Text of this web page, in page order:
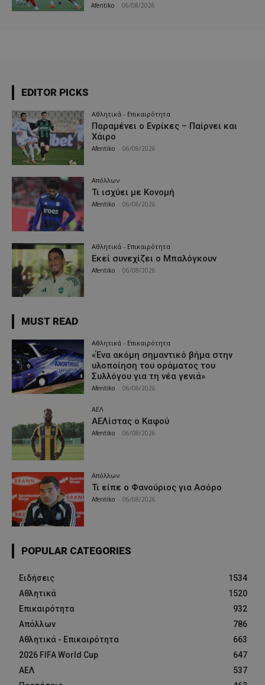
Afentiko 06/08/2026
EDITOR PICKS
Αθλητικά - Επικαιρότητα
Παραμένει ο Ενρίκες – Παίρνει και
Χάιρο
Afentiko 06/08/2026
Απόλλων
Τι ισχύει με Κονομή
Afentiko 06/08/2026
Αθλητικά - Επικαιρότητα
Εκεί συνεχίζει ο Μπαλόγκουν
Afentiko 06/08/2026
MUST READ
Αθλητικά - Επικαιρότητα
«Ένα ακόμη σημαντικό βήμα στην
υλοποίηση του οράματος του
Συλλόγου για τη νέα γενιά»
Afentiko 06/08/2026
ΑΕΛ
ΑΕΛίστας ο Καφού
Afentiko 06/08/2026
Απόλλων
Τι είπε ο Φανούριος για Ασόρο
Afentiko 06/08/2026
POPULAR CATEGORIES
Ειδήσεις
1534
Αθλητικά
1520
Επικαιρότητα
932
Απόλλων
786
Αθλητικά - Επικαιρότητα
663
2026 FIFA World Cup
647
ΑΕΛ
537